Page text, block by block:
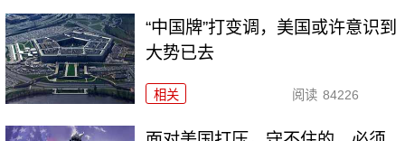
“中国牌”打变调，美国或许意识到
大势已去
相关 阅读 84226